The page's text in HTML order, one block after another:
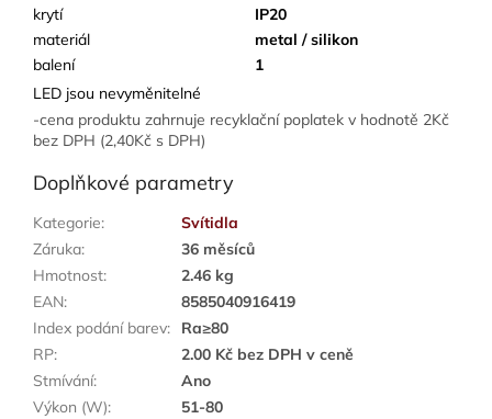
krytí
IP20
materiál
metal / silikon
balení
1
LED jsou nevyměnitelné
-cena produktu zahrnuje recyklační poplatek v hodnotě 2Kč
bez DPH (2,40Kč s DPH)
Doplňkové parametry
Kategorie:
Svítidla
Záruka:
36 měsíců
Hmotnost:
2.46 kg
EAN:
8585040916419
Index podání barev:
Ra≥80
RP:
2.00 Kč bez DPH v ceně
Stmívání:
Ano
Výkon (W):
51-80